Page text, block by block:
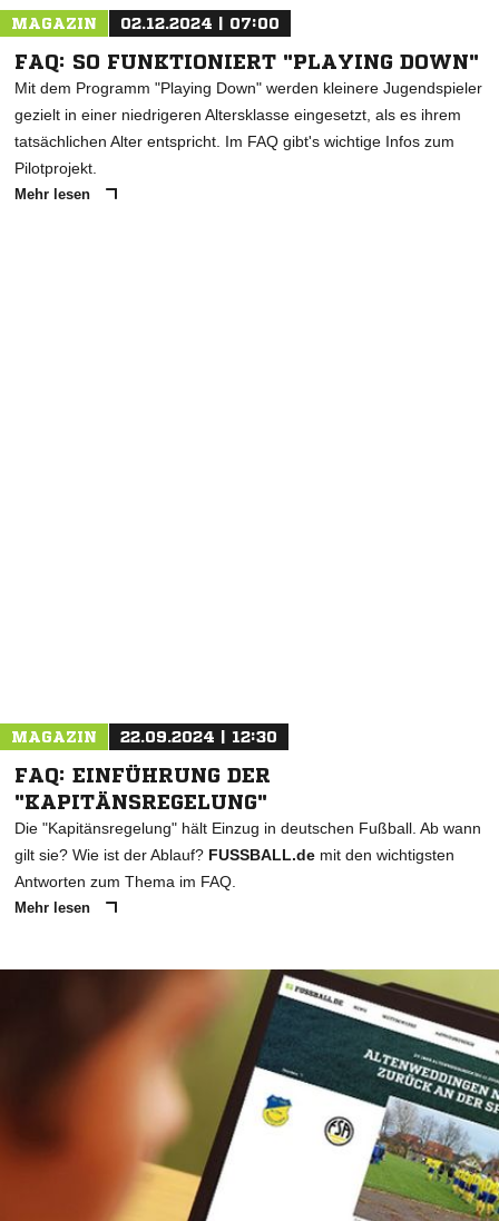
MAGAZIN 02.12.2024 | 07:00
FAQ: SO FUNKTIONIERT "PLAYING DOWN"
Mit dem Programm "Playing Down" werden kleinere Jugendspieler
gezielt in einer niedrigeren Altersklasse eingesetzt, als es ihrem
tatsächlichen Alter entspricht. Im FAQ gibt's wichtige Infos zum
Pilotprojekt.
Mehr lesen
MAGAZIN 22.09.2024 | 12:30
FAQ: EINFÜHRUNG DER
"KAPITÄNSREGELUNG"
Die "Kapitänsregelung" hält Einzug in deutschen Fußball. Ab wann
gilt sie? Wie ist der Ablauf? FUSSBALL.de mit den wichtigsten
Antworten zum Thema im FAQ.
Mehr lesen